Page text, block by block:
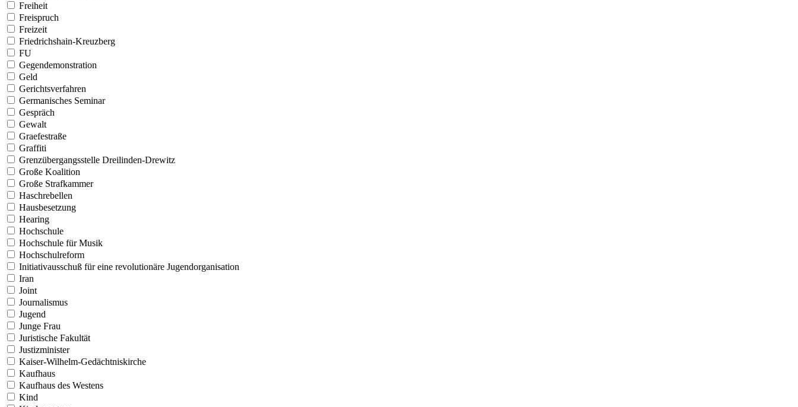
Freiheit
Freispruch
Freizeit
Friedrichshain-Kreuzberg
FU
Gegendemonstration
Geld
Gerichtsverfahren
Germanisches Seminar
Gespräch
Gewalt
Graefestraße
Graffiti
Grenzübergangsstelle Dreilinden-Drewitz
Große Koalition
Große Strafkammer
Haschrebellen
Hausbesetzung
Hearing
Hochschule
Hochschule für Musik
Hochschulreform
Initiativausschuß für eine revolutionäre Jugendorganisation
Iran
Joint
Journalismus
Jugend
Junge Frau
Juristische Fakultät
Justizminister
Kaiser-Wilhelm-Gedächtniskirche
Kaufhaus
Kaufhaus des Westens
Kind